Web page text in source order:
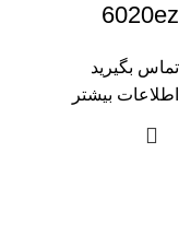
6020ez
تماس بگیرید
اطلاعات بیشتر